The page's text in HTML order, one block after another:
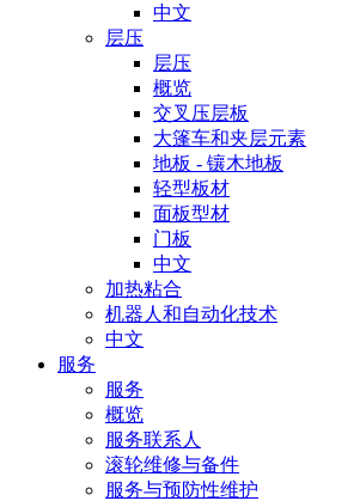
中文
层压
层压
概览
交叉压层板
大篷车和夹层元素
地板 - 镶木地板
轻型板材
面板型材
门板
中文
加热粘合
机器人和自动化技术
中文
服务
服务
概览
服务联系人
滚轮维修与备件
服务与预防性维护